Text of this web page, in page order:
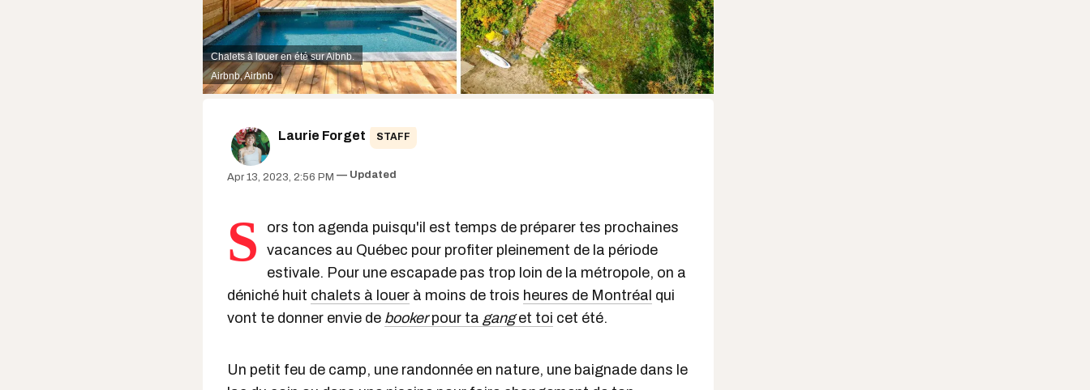
Chalets à louer en été sur Aibnb.
Airbnb, Airbnb
Laurie Forget STAFF
Apr 13, 2023, 2:56 PM Updated
S
ors ton agenda puisqu'il est temps de préparer tes prochaines
vacances au Québec pour profiter pleinement de la période
estivale. Pour une escapade pas trop loin de la métropole, on a
déniché huit chalets à louer à moins de trois heures de Montréal qui
vont te donner envie de bookerpour ta ganget toi cet été.
Un petit feu de camp, une randonnée en nature, une baignade dans le